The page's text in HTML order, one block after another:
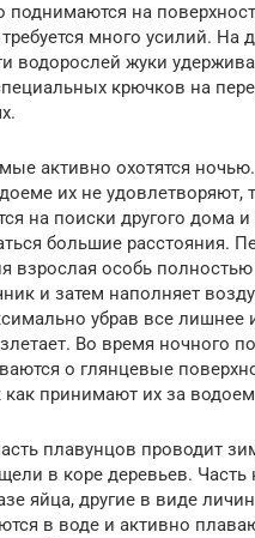
поднимаются на
требуется много усилий. На
водорослей жуки
крючков на
активно охотятся
их не удовлетворяют,
на поиски другого дома
большие расстояния.
взрослая особь
и затем наполняет
убрав все лишнее
Во время ночного
о глянцевые
как принимают их за
плавунцов проводит
в коре деревьев.
яйца, другие в виде
в воде и активно